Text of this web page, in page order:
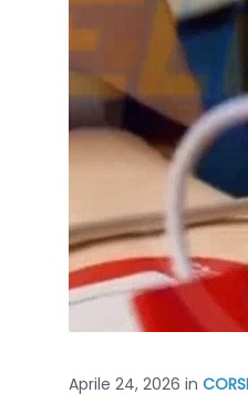
Aprile 24, 2026 in